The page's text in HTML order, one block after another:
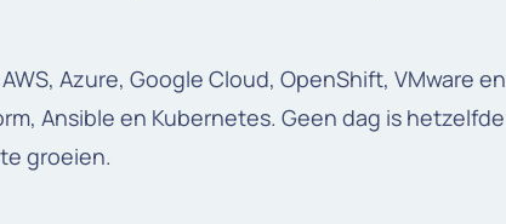
Azure, Google Cloud, OpenShift, VMware en
Ansible en Kubernetes. Geen dag is hetzelfde
groeien.